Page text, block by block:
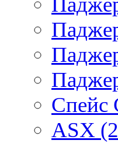
Спейс
ASX